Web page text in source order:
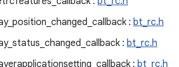
: bt_rc.h
: bt_rc.h
: bt_rc.h